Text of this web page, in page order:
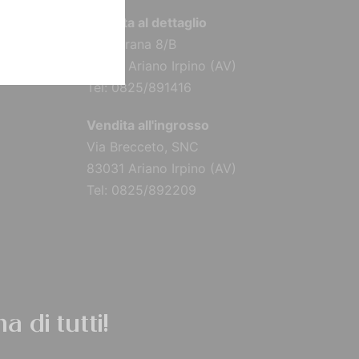
Vendita al dettaglio
Via Torana 8/B
83031 Ariano Irpino (AV)
Tel: 0825/891416
Vendita all'ingrosso
Via Brecceto, SNC
83031 Ariano Irpino (AV)
Tel: 0825/892209
di tutti!